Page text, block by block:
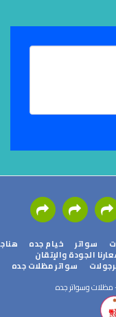
سواتر خيام جده هناجر
الجودة والإتقان
سواتر مظلات جده
وسواتر جده